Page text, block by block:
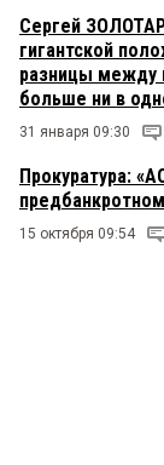
Сергей
гигантской
разницы между
больше ни в
31 января 09:30
Прокуратура:
15 октября 09:54